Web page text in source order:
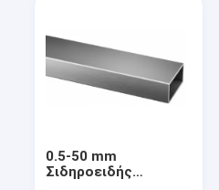
0.5-50 mm
Σιδηροειδής